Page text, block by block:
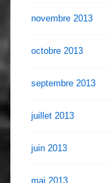
novembre 2013
octobre 2013
septembre 2013
juillet 2013
juin 2013
mai 2013